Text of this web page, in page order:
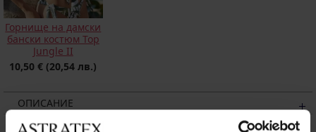
Горнище на дамски
бански костюм Top
Jungle II
10,50 € (20,54 лв.)
ОПИСАНИЕ
ТРАНСПОРТ И ПЛАЩАНЕ